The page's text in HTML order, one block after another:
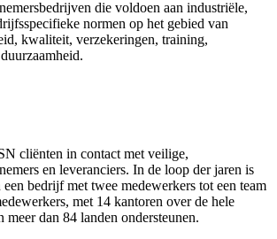
die voldoen aan industriële,
normen op het gebied van
kwaliteit, verzekeringen, training,
cliënten in contact met veilige,
en leveranciers. In de loop der jaren is
bedrijf met twee medewerkers tot een team
met 14 kantoren over de hele
dan 84 landen ondersteunen.